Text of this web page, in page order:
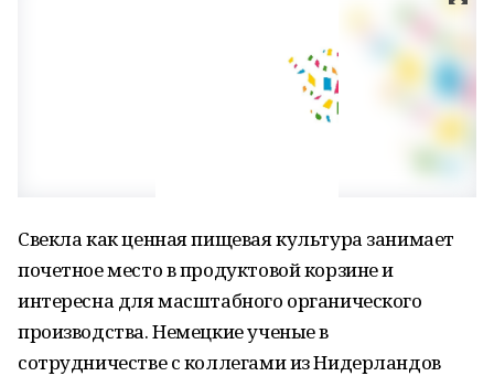
Свекла как ценная пищевая культура занимает
почетное место в продуктовой корзине и
интересна для масштабного органического
производства. Немецкие ученые в
сотрудничестве с коллегами из Нидерландов